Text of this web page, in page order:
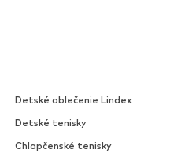
Detské oblečenie Lindex
Detské tenisky
Chlapčenské tenisky